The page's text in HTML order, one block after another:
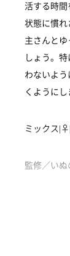
活する時
状態に慣
主さんと
しょう。
わないよ
くようにし
ミックス
監修／い